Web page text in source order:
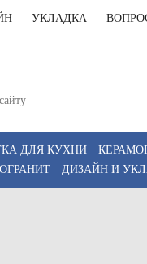
УКЛАДКА
ДЛЯ КУХНИ
ДИЗАЙН И